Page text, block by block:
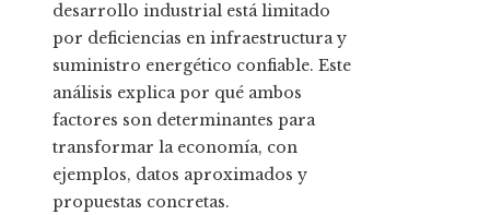
desarrollo industrial está limitado
por deficiencias en infraestructura y
suministro energético confiable. Este
análisis explica por qué ambos
factores son determinantes para
transformar la economía, con
ejemplos, datos aproximados y
propuestas concretas.